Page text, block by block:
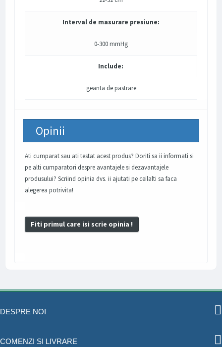
Interval de masurare presiune:
0-300 mmHg
Include:
geanta de pastrare
Opinii
Ati cumparat sau ati testat acest produs? Doriti sa ii informati si
pe alti cumparatori despre avantajele si dezavantajele
produsului? Scriind opinia dvs. ii ajutati pe ceilalti sa faca
alegerea potrivita!
Fiti primul care isi scrie opinia !
DESPRE NOI
COMENZI SI LIVRARE